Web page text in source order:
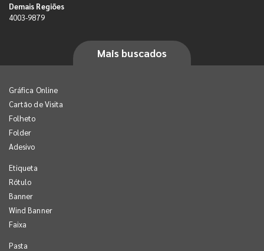
Demais Regiões
4003-9879
Mais buscados
Gráfica Online
Cartão de Visita
Folheto
Folder
Adesivo
Etiqueta
Rótulo
Banner
Wind Banner
Faixa
Pasta